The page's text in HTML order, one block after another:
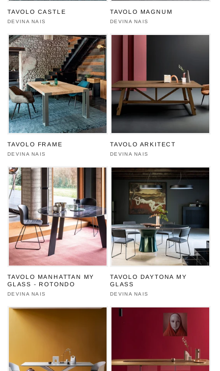
TAVOLO CASTLE
Produttore:
DEVINA NAIS
TAVOLO MAGNUM
Produttore:
DEVINA NAIS
TAVOLO FRAME
Produttore:
DEVINA NAIS
TAVOLO ARKITECT
Produttore:
DEVINA NAIS
TAVOLO MANHATTAN MY
GLASS - ROTONDO
Produttore:
DEVINA NAIS
TAVOLO DAYTONA MY
GLASS
Produttore:
DEVINA NAIS